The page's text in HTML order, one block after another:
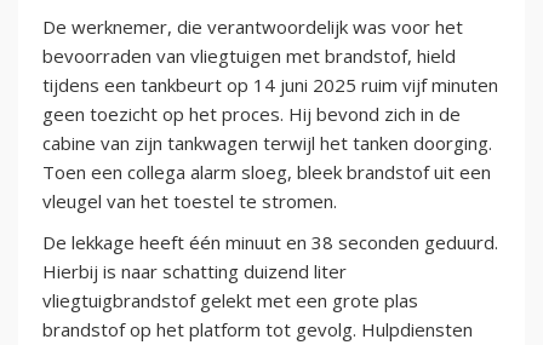
De werknemer, die verantwoordelijk was voor het
bevoorraden van vliegtuigen met brandstof, hield
tijdens een tankbeurt op 14 juni 2025 ruim vijf minuten
geen toezicht op het proces. Hij bevond zich in de
cabine van zijn tankwagen terwijl het tanken doorging.
Toen een collega alarm sloeg, bleek brandstof uit een
vleugel van het toestel te stromen.
De lekkage heeft één minuut en 38 seconden geduurd.
Hierbij is naar schatting duizend liter
vliegtuigbrandstof gelekt met een grote plas
brandstof op het platform tot gevolg. Hulpdiensten